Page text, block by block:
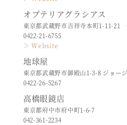
オプテリアグラシアス
東京都武蔵野市吉祥寺本町1-11-21
0422-21-6755
＞ Website
地球屋
東京都武蔵野市御殿山1-3-8 ジョー
0422-26-5267
高橋眼鏡店
東京都府中市府中町1-6-7
042-361-2234